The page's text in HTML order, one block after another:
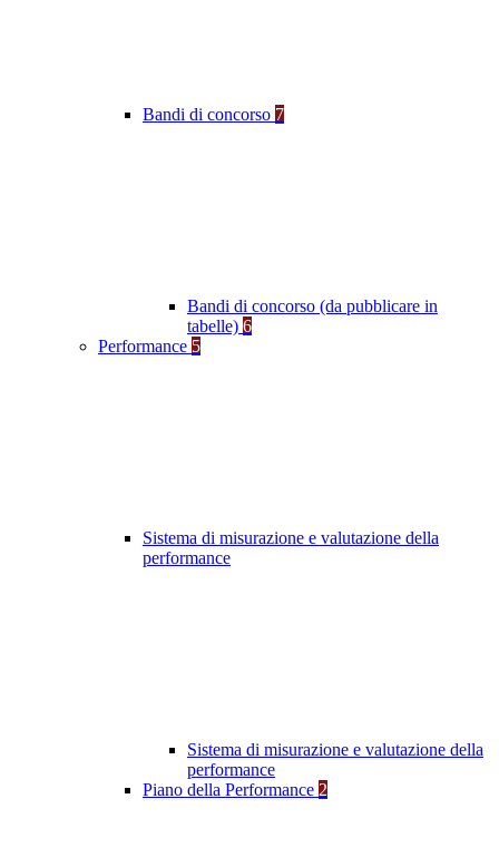
Bandi di concorso 7
Bandi di concorso (da pubblicare in
tabelle) 6
Performance 5
Sistema di misurazione e valutazione della
performance
Sistema di misurazione e valutazione della
performance
Piano della Performance 2